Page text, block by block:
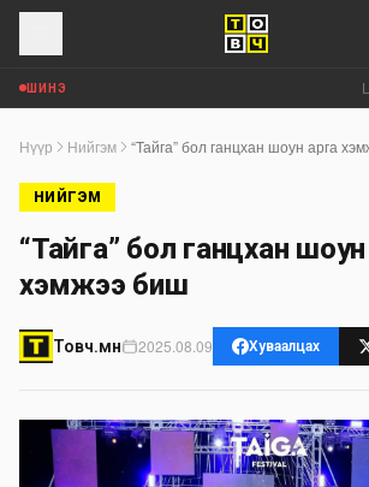
ШИНЭ
Нүүр Нийгэм “Тайга” бол ганцхан шоун арга
НИЙГЭМ
“Тайга” бол ганцхан
хэмжээ биш
Товч.мн 2025.08.09 Хуваалцах